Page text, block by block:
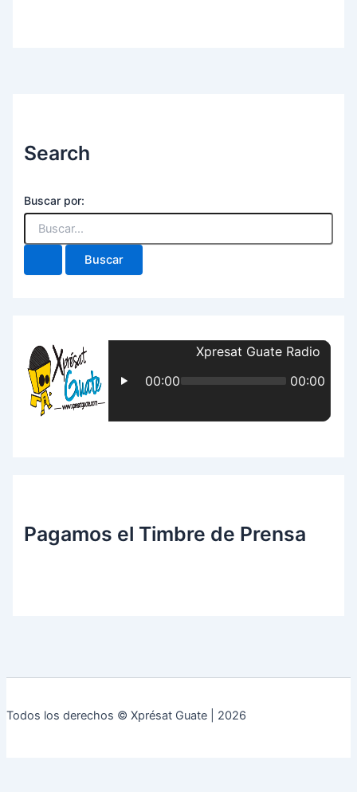
Search
Buscar por:
Pagamos el Timbre de Prensa
Todos los derechos © Xprésat Guate | 2026